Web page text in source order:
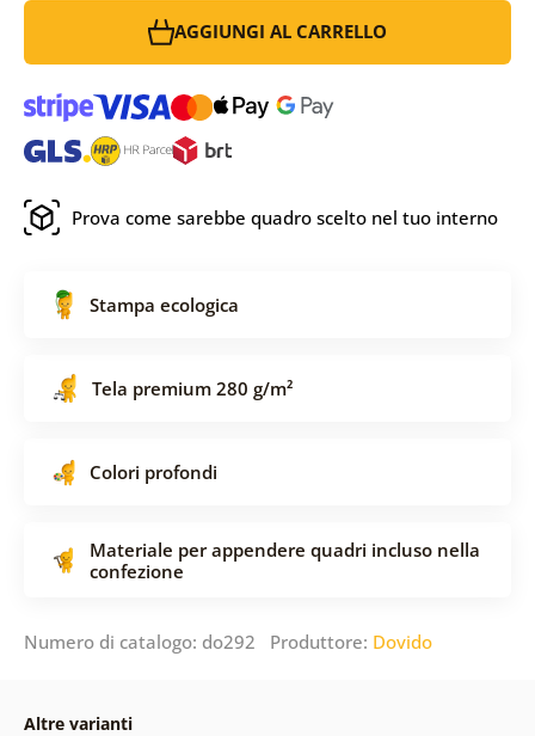
AGGIUNGI AL CARRELLO
Prova come sarebbe quadro scelto nel tuo interno
Stampa ecologica
Tela premium 280 g/m²
Colori profondi
Materiale per appendere quadri incluso nella
confezione
Numero di catalogo: do292 Produttore: Dovido
Altre varianti